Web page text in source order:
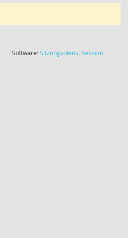
Software:SitzungsdienstSession(Wird in